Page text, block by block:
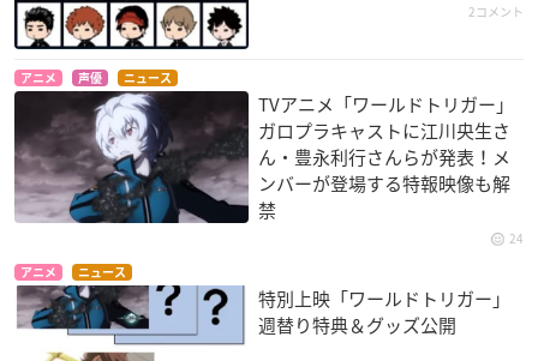
2コメント
アニメ 声優 ニュース
TVアニメ「ワールドトリガー」
ガロプラキャストに江川央生さ
ん・豊永利行さんらが発表！メ
ンバーが登場する特報映像も解
禁
24
アニメ ニュース
特別上映「ワールドトリガー」
週替り特典＆グッズ公開